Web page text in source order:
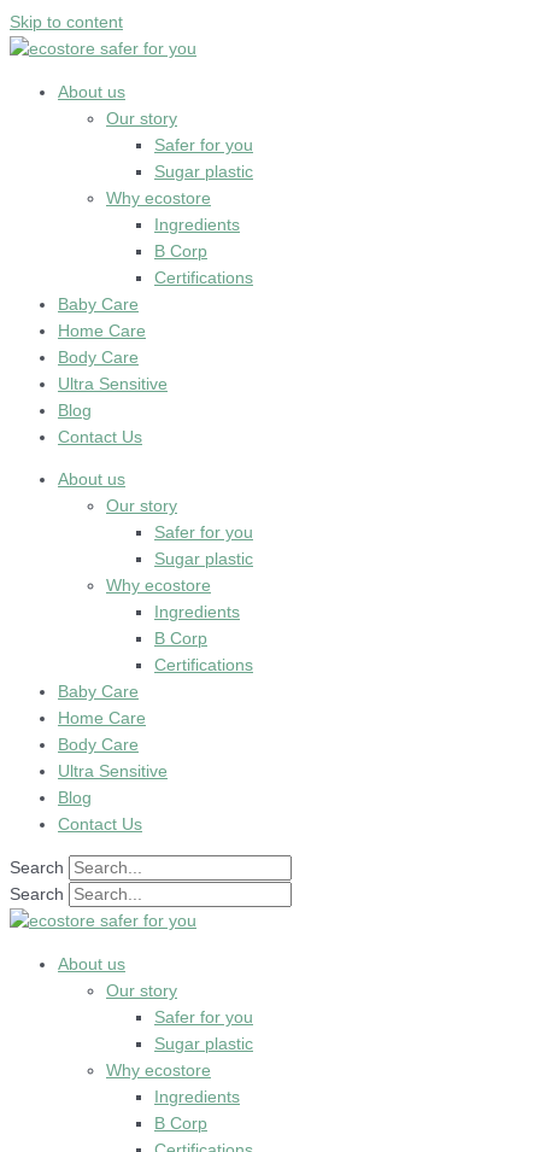
Skip to content
About us
Our story
Safer for you
Sugar plastic
Why ecostore
Ingredients
B Corp
Certifications
Baby Care
Home Care
Body Care
Ultra Sensitive
Blog
Contact Us
About us
Our story
Safer for you
Sugar plastic
Why ecostore
Ingredients
B Corp
Certifications
Baby Care
Home Care
Body Care
Ultra Sensitive
Blog
Contact Us
Search
Search
About us
Our story
Safer for you
Sugar plastic
Why ecostore
Ingredients
B Corp